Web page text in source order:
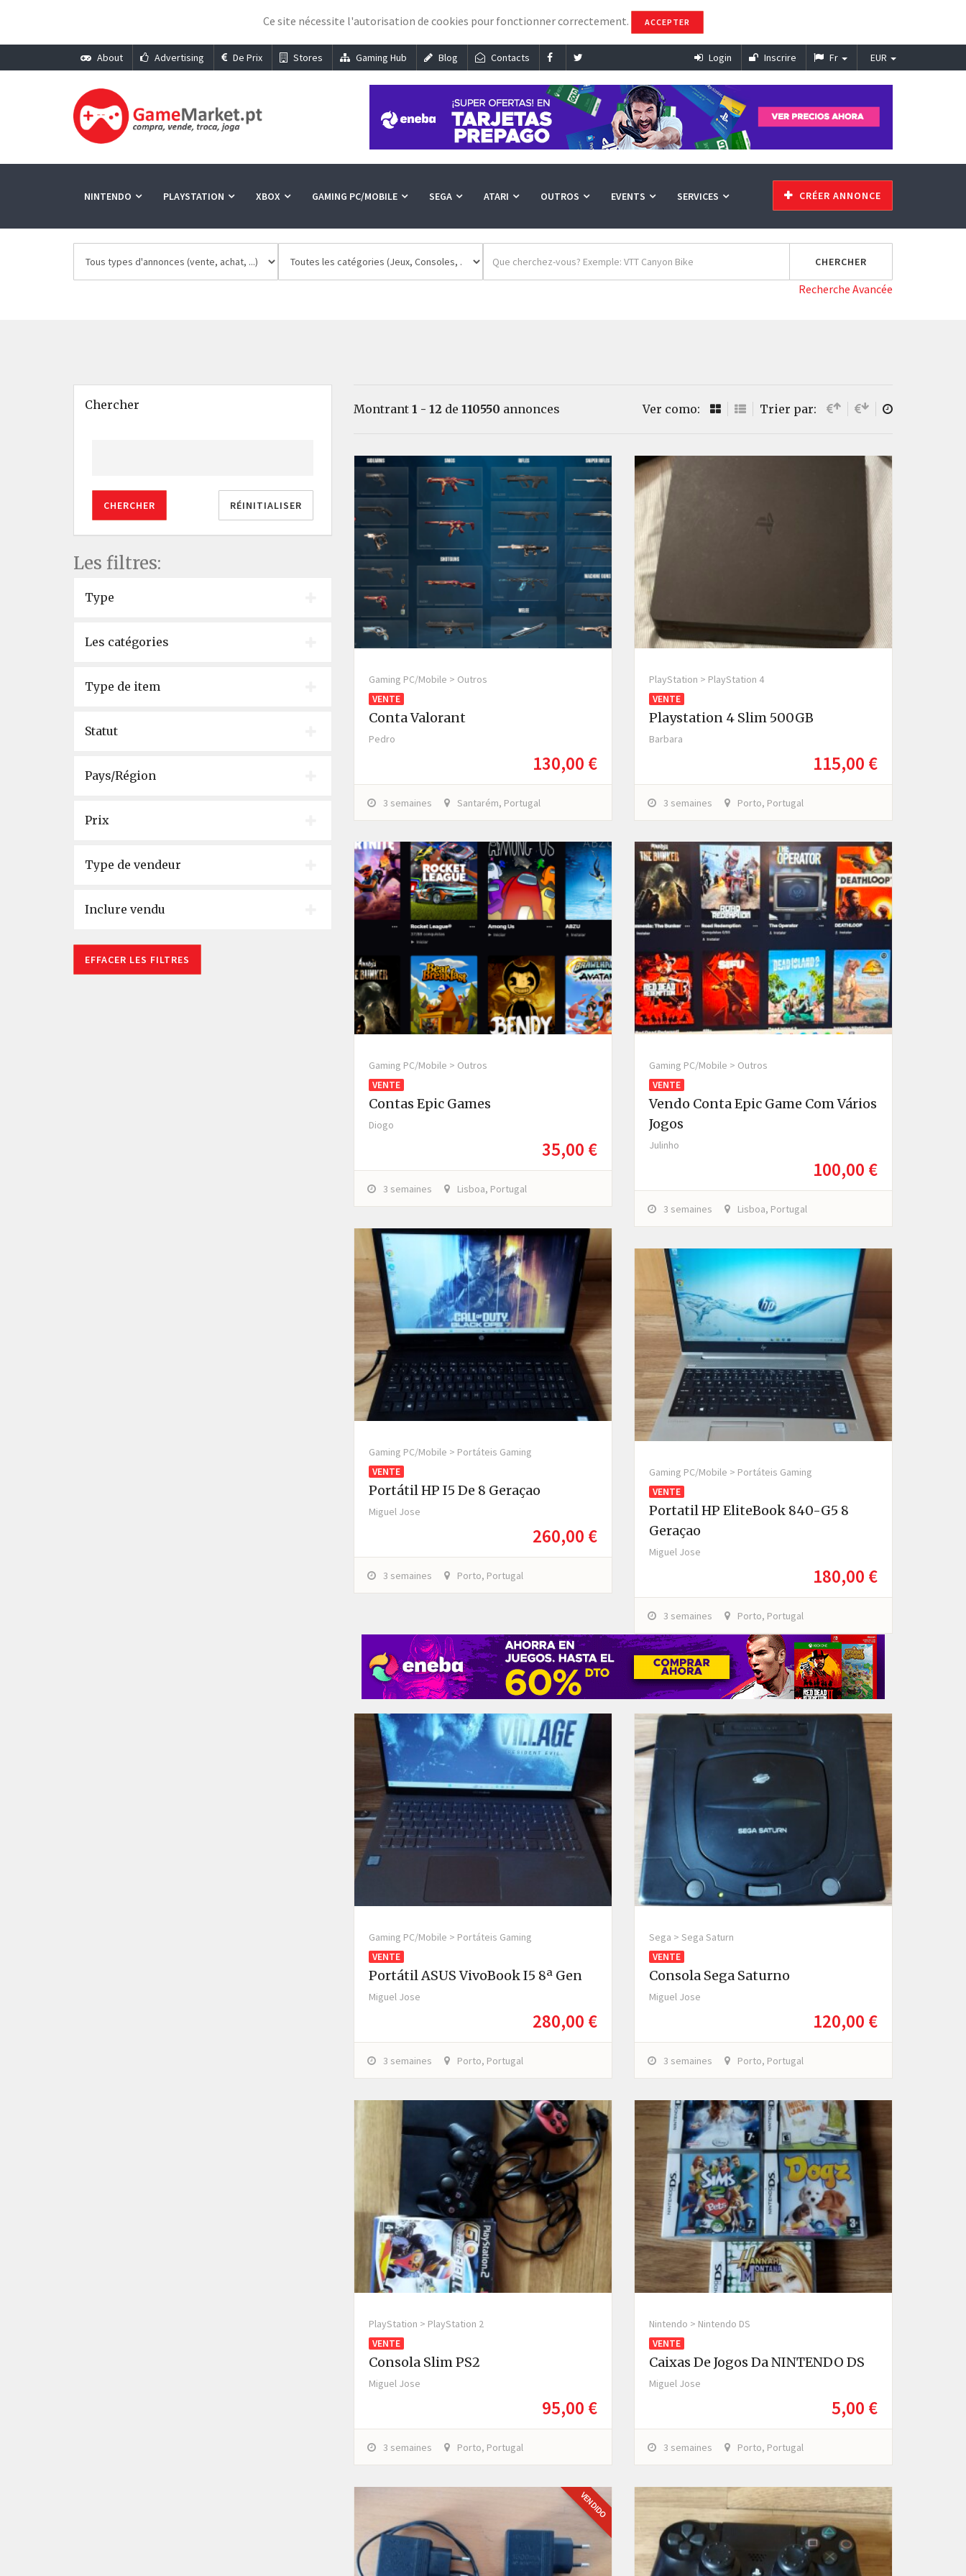
Ce site nécessite l'autorisation de cookies pour fonctionner correctement. ACCEPTER
About Advertising De Prix Stores Gaming Hub Blog Contacts Login Inscrire Fr EUR
NINTENDO PLAYSTATION XBOX GAMING PC/MOBILE SEGA ATARI OUTROS EVENTS SERVICES CRÉER ANNONCE
Recherche Avancée
Chercher
CHERCHER RÉINITIALISER
Les filtres:
Type
Les catégories
Type de item
Statut
Pays/Région
Prix
Type de vendeur
Inclure vendu
EFFACER LES FILTRES
Montrant 1 - 12 de 110550 annonces Ver como: Trier par:
Gaming PC/Mobile > Outros
VENTE
Conta Valorant
Pedro
130,00 €
3 semaines Santarém, Portugal
PlayStation > PlayStation 4
VENTE
Playstation 4 Slim 500GB
Barbara
115,00 €
3 semaines Porto, Portugal
Gaming PC/Mobile > Outros
VENTE
Contas Epic Games
Diogo
35,00 €
3 semaines Lisboa, Portugal
Gaming PC/Mobile > Outros
VENTE
Vendo Conta Epic Game Com Vários
Jogos
Julinho
100,00 €
3 semaines Lisboa, Portugal
Gaming PC/Mobile > Portáteis Gaming
VENTE
Portátil HP I5 De 8 Geraçao
Miguel Jose
260,00 €
3 semaines Porto, Portugal
Gaming PC/Mobile > Portáteis Gaming
VENTE
Portatil HP EliteBook 840-G5 8
Geraçao
Miguel Jose
180,00 €
3 semaines Porto, Portugal
Gaming PC/Mobile > Portáteis Gaming
VENTE
Portátil ASUS VivoBook I5 8ª Gen
Miguel Jose
280,00 €
3 semaines Porto, Portugal
Sega > Sega Saturn
VENTE
Consola Sega Saturno
Miguel Jose
120,00 €
3 semaines Porto, Portugal
PlayStation > PlayStation 2
VENTE
Consola Slim PS2
Miguel Jose
95,00 €
3 semaines Porto, Portugal
Nintendo > Nintendo DS
VENTE
Caixas De Jogos Da NINTENDO DS
Miguel Jose
5,00 €
3 semaines Porto, Portugal
VENDIDO